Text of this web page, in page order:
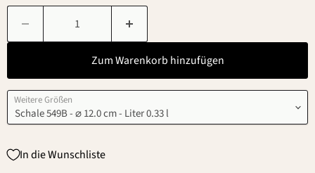
Zum Warenkorb hinzufügen
Weitere Größen
In die Wunschliste